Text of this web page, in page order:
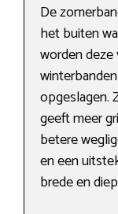
De
het buiten
worden
opgeslagen.
geeft meer
betere
en een
brede en